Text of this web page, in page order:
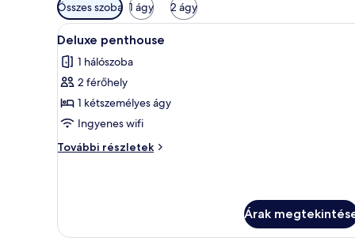
rendelkezésre
álló
szűrők
Összes szoba 1 ágy 2 ágy
A
következő
szoba
összes
képének
megtekintése:
Deluxe
penthouse
Egy hálószoba, amelyben
1
Deluxe penthouse
1 hálószoba
2 férőhely
1 kétszemélyes ágy
Ingyenes wifi
További részletek
Deluxe
Árak